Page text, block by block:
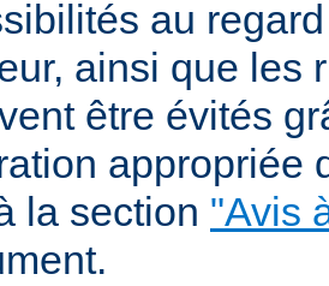
au
ainsi que les
être évités
appropriée
la section "Avis